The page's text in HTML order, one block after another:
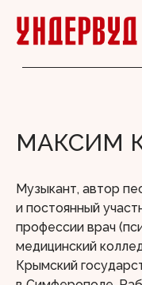
МАКСИМ
Музыкант, автор
и постоянный
профессии врач
медицинский
Крымский